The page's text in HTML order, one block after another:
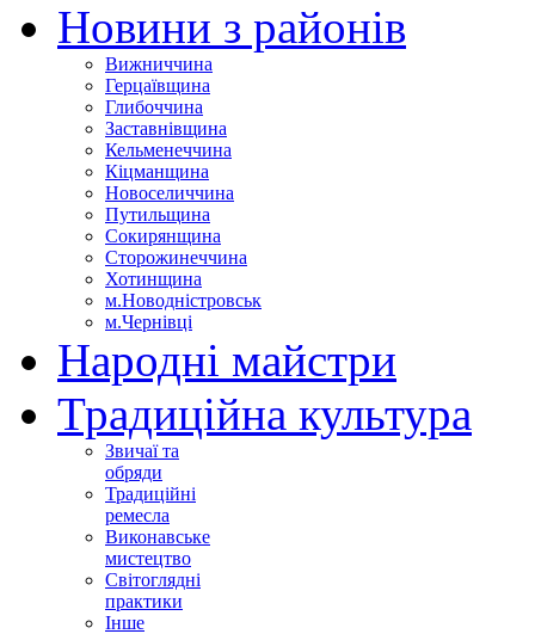
Новини з районів
Вижниччина
Герцаївщина
Глибоччина
Заставнівщина
Кельменеччина
Кіцманщина
Новоселиччина
Путильщина
Сокирянщина
Сторожинеччина
Хотинщина
м.Новодністровськ
м.Чернівці
Народні майстри
Традиційна культура
Звичаї та
обряди
Традиційні
ремесла
Виконавське
мистецтво
Світоглядні
практики
Інше